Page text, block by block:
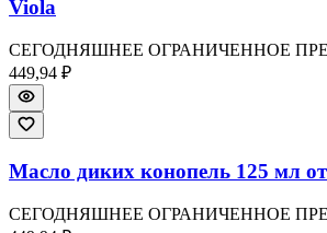
Viola
СЕГОДНЯШНЕЕ ОГРАНИЧЕННОЕ
449,94 ₽
Масло диких конопель 125 мл
СЕГОДНЯШНЕЕ ОГРАНИЧЕННОЕ